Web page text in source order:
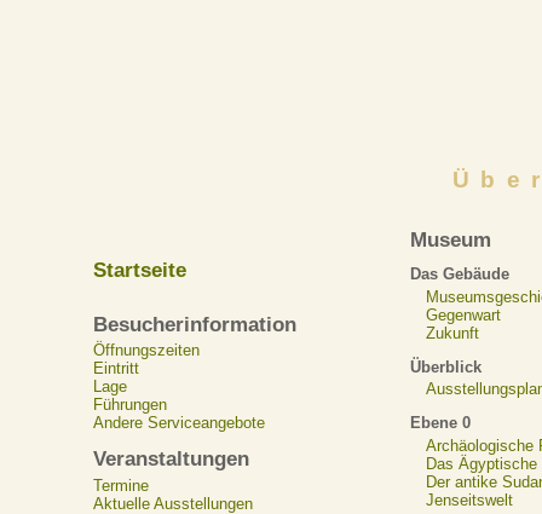
Startseite
Besucherinformation
Öffnungszeiten
Eintritt
Lage
Führungen
Andere Serviceangebote
Veranstaltungen
Termine
Aktuelle Ausstellungen
Museum
Das Gebäude
Gegenwart
Zukunft
Überblick
Ebene 0
Archäologische
Das Ägyptische
Der antike
Jenseitswelt